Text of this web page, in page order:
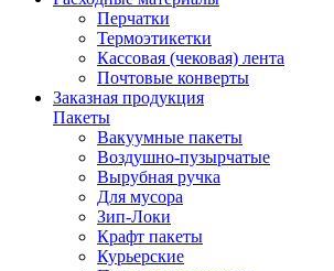
Перчатки
Термоэтикетки
Кассовая (чековая) лента
Почтовые конверты
Заказная продукция
Пакеты
Вакуумные пакеты
Воздушно-пузырчатые
Вырубная ручка
Для мусора
Зип-Локи
Крафт пакеты
Курьерские